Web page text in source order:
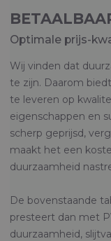
Optimale prijs-
Wij vinden dat
te zijn. Daarom
te leveren op
eigenschappen en
scherp geprijsd,
maakt het een
duurzaamheid
De bovenstaande
presteert dan met
duurzaamheid,